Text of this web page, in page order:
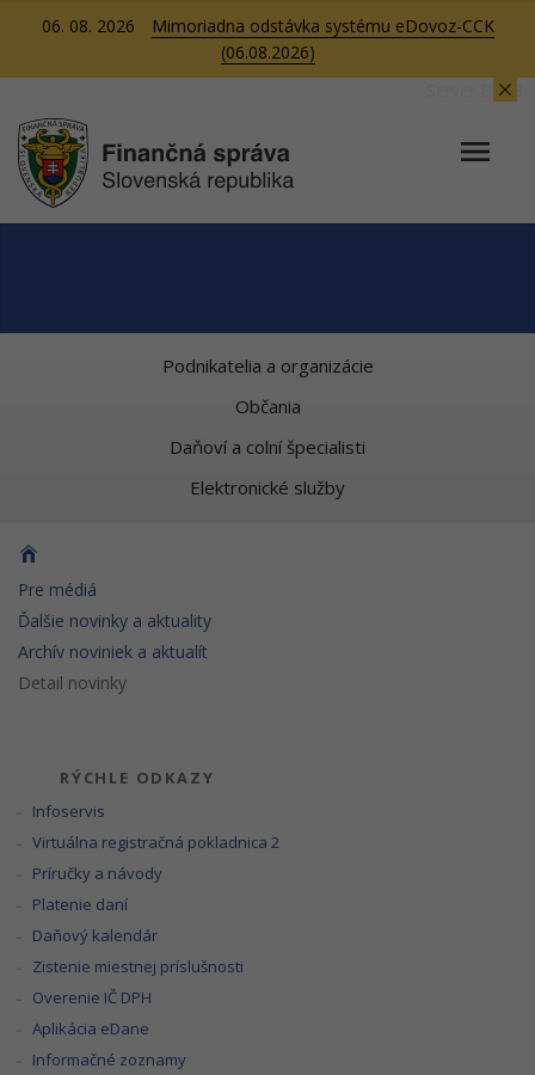
06. 08. 2026
Mimoriadna odstávka systému eDovoz-CCK
(06.08.2026)
Server BB08
Podnikatelia a organizácie
Občania
Daňoví a colní špecialisti
Elektronické služby
Pre médiá
Ďalšie novinky a aktuality
Archív noviniek a aktualít
Detail novinky
RÝCHLE ODKAZY
Infoservis
Virtuálna registračná pokladnica 2
Príručky a návody
Platenie daní
Daňový kalendár
Zistenie miestnej príslušnosti
Overenie IČ DPH
Aplikácia eDane
Informačné zoznamy